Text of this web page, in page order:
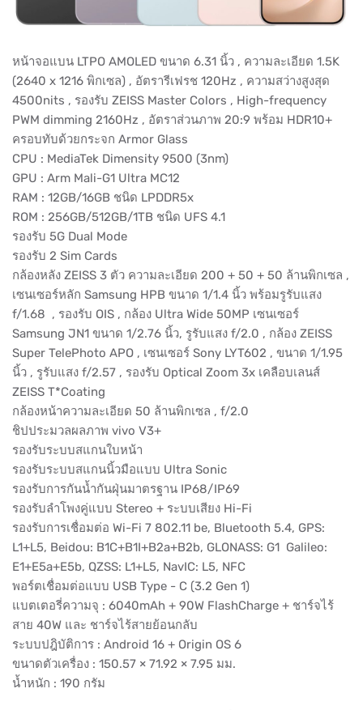
หน้าจอแบน LTPO AMOLED ขนาด 6.31 นิ้ว , ความละเอียด 1.5K
(2640 x 1216 พิกเซล) , อัตรารีเฟรช 120Hz , ความสว่างสูงสุด
4500nits , รองรับ ZEISS Master Colors , High-frequency
PWM dimming 2160Hz , อัตราส่วนภาพ 20:9 พร้อม HDR10+
ครอบทับด้วยกระจก Armor Glass
CPU : MediaTek Dimensity 9500 (3nm)
GPU : Arm Mali-G1 Ultra MC12
RAM : 12GB/16GB ชนิด LPDDR5x
ROM : 256GB/512GB/1TB ชนิด UFS 4.1
รองรับ 5G Dual Mode
รองรับ 2 Sim Cards
กล้องหลัง ZEISS 3 ตัว ความละเอียด 200 + 50 + 50 ล้านพิกเซล ,
เซนเซอร์หลัก Samsung HPB ขนาด 1/1.4 นิ้ว พร้อมรูรับแสง
f/1.68 , รองรับ OIS , กล้อง Ultra Wide 50MP เซนเซอร์
Samsung JN1 ขนาด 1/2.76 นิ้ว, รูรับแสง f/2.0 , กล้อง ZEISS
Super TelePhoto APO , เซนเซอร์ Sony LYT602 , ขนาด 1/1.95
นิ้ว , รูรับแสง f/2.57 , รองรับ Optical Zoom 3x เคลือบเลนส์
ZEISS T*Coating
กล้องหน้าความละเอียด 50 ล้านพิกเซล , f/2.0
ชิปประมวลผลภาพ vivo V3+
รองรับระบบสแกนใบหน้า
รองรับระบบสแกนนิ้วมือแบบ Ultra Sonic
รองรับการกันน้ำกันฝุ่นมาตรฐาน IP68/IP69
รองรับลำโพงคู่แบบ Stereo + ระบบเสียง Hi-Fi
รองรับการเชื่อมต่อ Wi-Fi 7 802.11 be, Bluetooth 5.4, GPS:
L1+L5, Beidou: B1C+B1I+B2a+B2b, GLONASS: G1 Galileo:
E1+E5a+E5b, QZSS: L1+L5, NavIC: L5, NFC
พอร์ตเชื่อมต่อแบบ USB Type - C (3.2 Gen 1)
แบตเตอรี่ความจุ : 6040mAh + 90W FlashCharge + ชาร์จไร้
สาย 40W และ ชาร์จไร้สายย้อนกลับ
ระบบปฎิบัติการ : Android 16 + Origin OS 6
ขนาดตัวเครื่อง : 150.57 × 71.92 × 7.95 มม.
น้ำหนัก : 190 กรัม